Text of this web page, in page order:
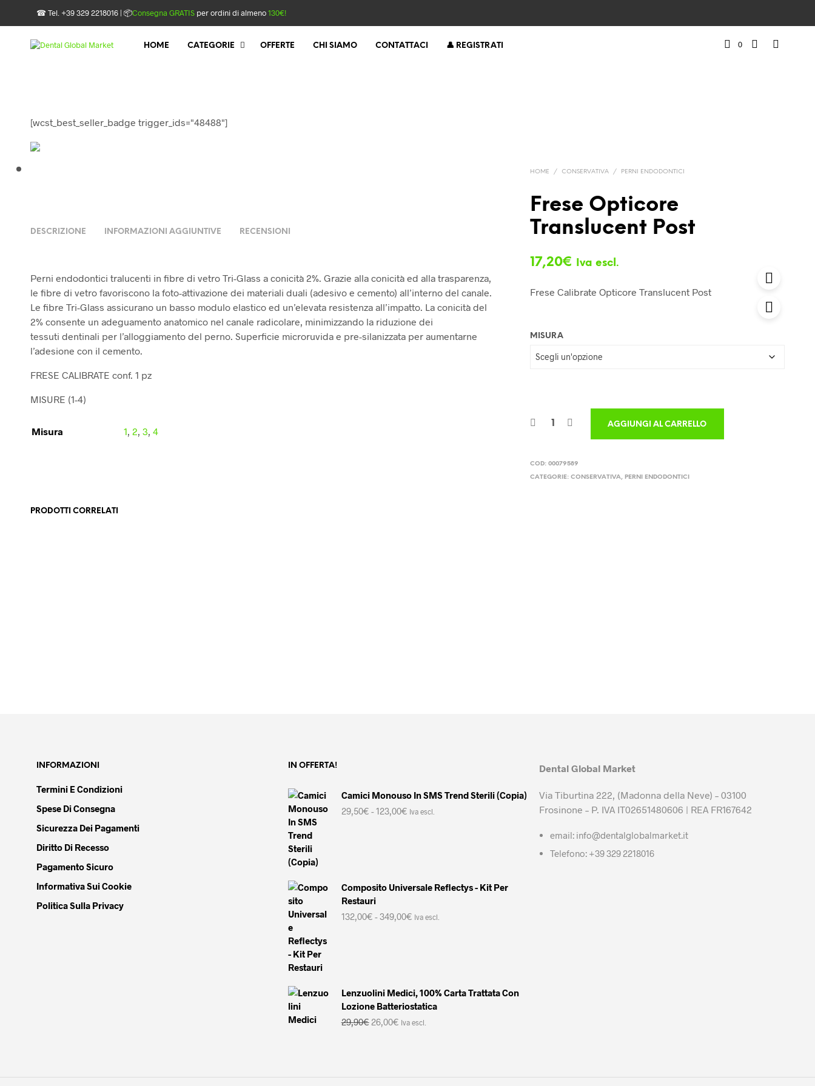
☎ Tel. +39 329 2218016 | 📦Consegna GRATIS per ordini di almeno130€!
HOME CATEGORIE OFFERTE CHI SIAMO CONTATTACI 👤 REGISTRATI 0
[wcst_best_seller_badge trigger_ids="48488"]
HOME / CONSERVATIVA / PERNI ENDODONTICI
Frese Opticore
Translucent Post
17,20€ Iva escl.
Frese Calibrate Opticore Translucent Post
MISURA
AGGIUNGI AL CARRELLO
COD: 00079589
CATEGORIE: CONSERVATIVA, PERNI ENDODONTICI
DESCRIZIONE INFORMAZIONI AGGIUNTIVE RECENSIONI
Perni endodontici tralucenti in fibre di vetro Tri-Glass a conicità 2%. Grazie alla conicità ed alla trasparenza,
le fibre di vetro favoriscono la foto-attivazione dei materiali duali (adesivo e cemento) all’interno del canale.
Le fibre Tri-Glass assicurano un basso modulo elastico ed un’elevata resistenza all’impatto. La conicità del
2% consente un adeguamento anatomico nel canale radicolare, minimizzando la riduzione dei
tessuti dentinali per l’alloggiamento del perno. Superficie microruvida e pre-silanizzata per aumentarne
l’adesione con il cemento.
FRESE CALIBRATE conf. 1 pz
MISURE (1-4)
Misura 1 2 3 4
PRODOTTI CORRELATI
INFORMAZIONI
Termini E Condizioni
Spese Di Consegna
Sicurezza Dei Pagamenti
Diritto Di Recesso
Pagamento Sicuro
Informativa Sui Cookie
Politica Sulla Privacy
IN OFFERTA!
Camici Monouso In SMS Trend Sterili (Copia)
29,50€ -123,00€Fascia
Iva escl.
Composito Universale Reflectys - Kit Per
Restauri
132,00€ -349,00€Fascia
Iva escl.
Lenzuolini Medici, 100% Carta Trattata Con
Lozione Batteriostatica
29,90€ Il
prezzo
26,00€IlIva escl.
Dental Global Market
Via Tiburtina 222, (Madonna della Neve) – 03100
Frosinone – P. IVA IT02651480606 | REA FR167642
email: info@dentalglobalmarket.it
Telefono: +39 329 2218016